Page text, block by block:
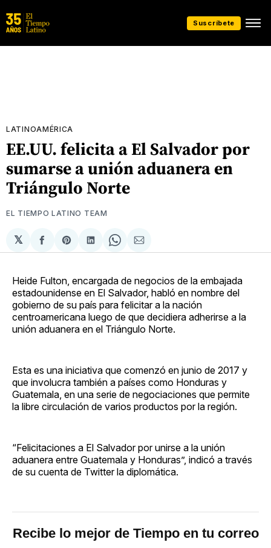
Suscríbete
LATINOAMÉRICA
EE.UU. felicita a El Salvador por
sumarse a unión aduanera en
Triángulo Norte
EL TIEMPO LATINO TEAM
𝕏
Compartir
en
Share
on
Compartir
en
Share
on
Compartir
via
Heide Fulton, encargada de negocios de la embajada
estadounidense en El Salvador, habló en nombre del
gobierno de su país para felicitar a la nación
centroamericana luego de que decidiera adherirse a la
unión aduanera en el Triángulo Norte.
Esta es una iniciativa que comenzó en junio de 2017 y
que involucra también a países como Honduras y
Guatemala, en una serie de negociaciones que permite
la libre circulación de varios productos por la región.
“Felicitaciones a El Salvador por unirse a la unión
aduanera entre Guatemala y Honduras”, indicó a través
de su cuenta de Twitter la diplomática.
Recibe lo mejor de Tiempo en tu correo